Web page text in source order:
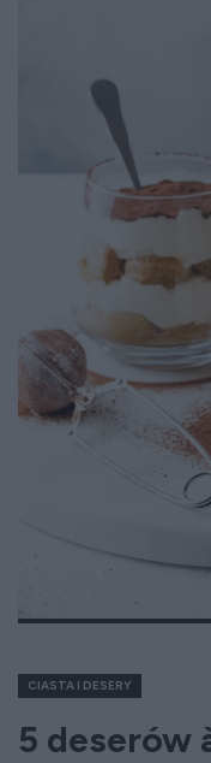
CIASTA I DESERY
5 deserów